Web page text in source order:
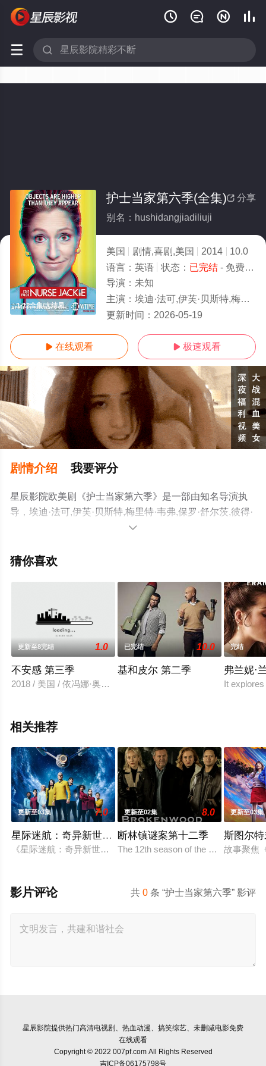
   
 
1-12全集/大结局
 分享
护士当家第六季(全集)
别名：hushidangjiadiliuji
美国 剧情,喜剧,美国 2014
10.0
语言： 英语 状态： 已完结- 免费在线观看
导演： 未知
主演： 埃迪·法可,伊芙·贝斯特,梅里特·韦弗,保罗·舒尔茨,彼得·费辛利,多米尼克·福穆萨,露比·杰琳斯,安娜·迪佛·史密斯,Stephen,
更新时间： 2026-05-19
 在线观看  极速观看
剧情介绍 我要评分
星辰影院欧美剧《护士当家第六季》是一部由知名导演执
导，埃迪·法可,伊芙·贝斯特,梅里特·韦弗,保罗·舒尔茨,彼得·
费辛利,多米尼克·福穆萨,露比·杰琳斯,安娜·迪佛·史密
美国电视剧，大结局剧情已揭晓（1-12全集），手机免费
关信息可移步至豆瓣电视剧、电视猫或剧情网等平台了

猜你喜欢
更新至8完结 1.0
不安感 第三季
2018 / 美国 / 依冯娜·奥吉,伊萨·雷,娜塔莎·罗斯韦尔,阿曼达·锡莱
已完结 10.0
基和皮尔 第二季
完结
弗兰妮·
It
相关推荐
更新至03集 7.0
星际迷航：奇异新世界第四季
《星际迷航：奇异新世界》已续订第四季。
更新至02集 8.0
断林镇谜案第十二季
The 12th season of the New Zealand
更新至03集
斯图尔
故事聚焦
共0 条 “护士当家第六季” 影评
影片评论
星辰影院提供热门高清电视剧、热血动漫、搞笑综艺、未删减电影免费
在线观看
Copyright © 2022 007pf.com All Rights Reserved
吉ICP备06175798号